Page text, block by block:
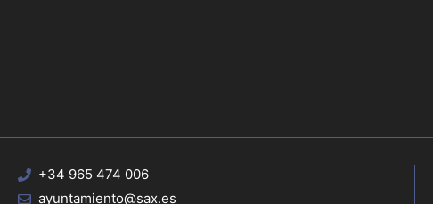
+34 965 474 006
ayuntamiento@sax.es